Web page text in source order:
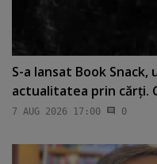
S-a lansat Book
actualitatea prin cărţi.
7 AUG 2026 17:00 0